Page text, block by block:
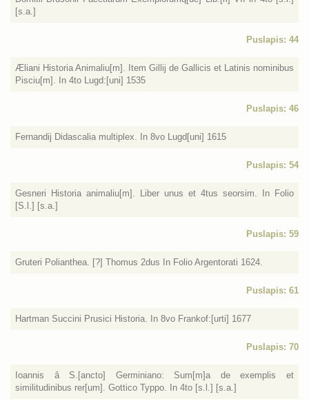
[s.a.]
Puslapis: 44
Æliani Historia Animaliu[m]. Item Gillij de Gallicis et Latinis nominibus
Pisciu[m]. In 4to Lugd:[uni] 1535
Puslapis: 46
Fernandij Didascalia multiplex. In 8vo Lugd[uni] 1615
Puslapis: 54
Gesneri Historia animaliu[m]. Liber unus et 4tus seorsim. In Folio
[S.l.] [s.a.]
Puslapis: 59
Gruteri Polianthea. [?] Thomus 2dus In Folio Argentorati 1624.
Puslapis: 61
Hartman Succini Prusici Historia. In 8vo Frankof:[urti] 1677
Puslapis: 70
Ioannis â S.[ancto] Germiniano: Sum[m]a de exemplis et
similitudinibus rer[um]. Gottico Typpo. In 4to [s.l.] [s.a.]